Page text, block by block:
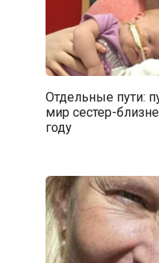
Отдельные пути:
мир сестер-
году